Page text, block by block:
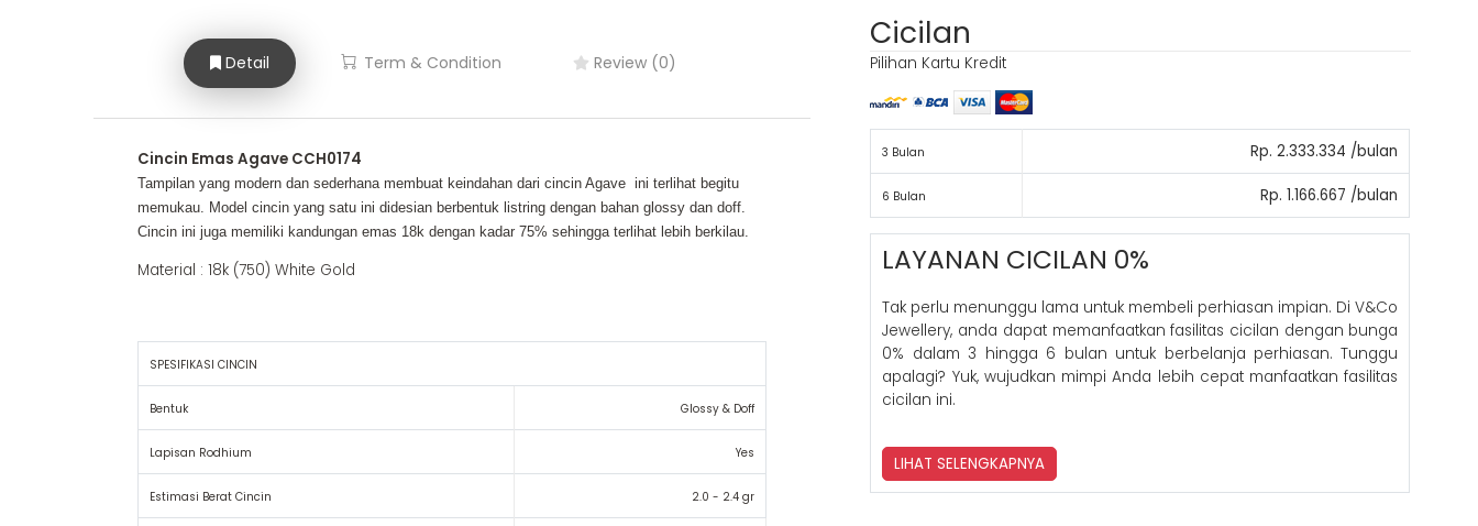
Detail Term & Condition Review (0)
Cincin Emas Agave CCH0174
Tampilan yang modern dan sederhana membuat keindahan dari cincin Agave  ini terlihat begitu
memukau. Model cincin yang satu ini didesian berbentuk listring dengan bahan glossy dan doff.
Cincin ini juga memiliki kandungan emas 18k dengan kadar 75% sehingga terlihat lebih berkilau.
Material : 18k (750) White Gold
SPESIFIKASI CINCIN
Bentuk Glossy & Doff
Lapisan Rodhium Yes
Estimasi Berat Cincin 2.0 - 2.4 gr
Cicilan
Pilihan Kartu Kredit
3 Bulan Rp. 2.333.334 /bulan
6 Bulan Rp. 1.166.667 /bulan
LAYANAN CICILAN 0%
Tak perlu menunggu lama untuk membeli perhiasan impian. Di V&Co
Jewellery, anda dapat memanfaatkan fasilitas cicilan dengan bunga
0% dalam 3 hingga 6 bulan untuk berbelanja perhiasan. Tunggu
apalagi? Yuk, wujudkan mimpi Anda lebih cepat manfaatkan fasilitas
cicilan ini.
LIHAT SELENGKAPNYA